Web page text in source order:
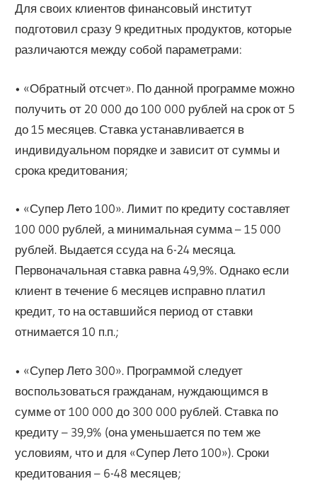
Для своих клиентов финансовый институт
подготовил сразу 9 кредитных продуктов, которые
различаются между собой параметрами:
• «Обратный отсчет». По данной программе можно
получить от 20 000 до 100 000 рублей на срок от 5
до 15 месяцев. Ставка устанавливается в
индивидуальном порядке и зависит от суммы и
срока кредитования;
• «Супер Лето 100». Лимит по кредиту составляет
100 000 рублей, а минимальная сумма – 15 000
рублей. Выдается ссуда на 6-24 месяца.
Первоначальная ставка равна 49,9%. Однако если
клиент в течение 6 месяцев исправно платил
кредит, то на оставшийся период от ставки
отнимается 10 п.п.;
• «Супер Лето 300». Программой следует
воспользоваться гражданам, нуждающимся в
сумме от 100 000 до 300 000 рублей. Ставка по
кредиту – 39,9% (она уменьшается по тем же
условиям, что и для «Супер Лето 100»). Сроки
кредитования – 6-48 месяцев;